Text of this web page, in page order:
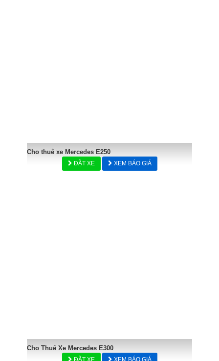
Cho thuê xe Mercedes E250
ĐẶT XE XEM BÁO GIÁ
Cho Thuê Xe Mercedes E300
ĐẶT XE XEM BÁO GIÁ